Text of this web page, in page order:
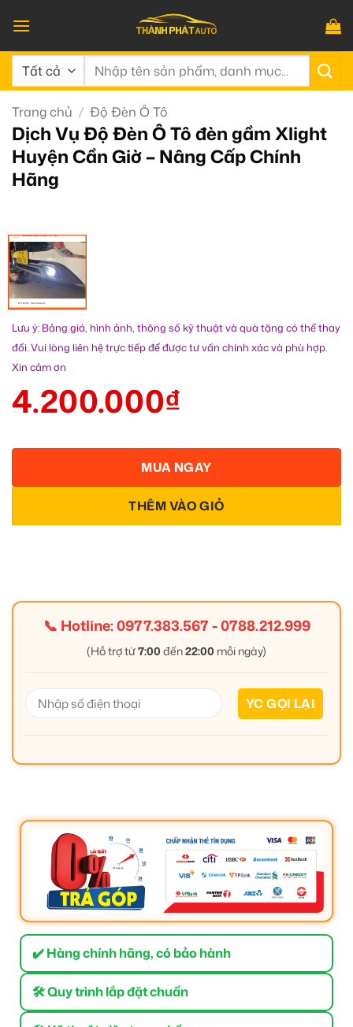
qua
nội
dung
Tìm
Trang chủ / Độ Đèn Ô Tô
Dịch Vụ Độ Đèn Ô Tô đèn gầm Xlight
Huyện Cần Giờ – Nâng Cấp Chính
Hãng
Lưu ý: Bảng giá, hình ảnh, thông số kỹ thuật và quà tặng có thể thay
đổi. Vui lòng liên hệ trực tiếp để được tư vấn chính xác và phù hợp.
Xin cảm ơn
4.200.000₫
THÊM VÀO GIỎ
MUA NGAY
📞 Hotline:0977.383.567-0788.212.999
(Hỗ trợ từ7:00 đến22:00 mỗi ngày)
✔️ Hàng chính hãng, có bảo hành
🛠 Quy trình lắp đặt chuẩn